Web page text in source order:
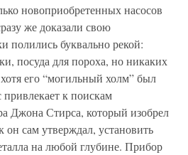
новоприобретенных насосов
же доказали свою
полились буквально рекой:
посуда для пороха, но никаких
его “могильный холм” был
к поискам
Джона Стирса, который изобрел
сам утверждал, установить
на любой глубине. Прибор